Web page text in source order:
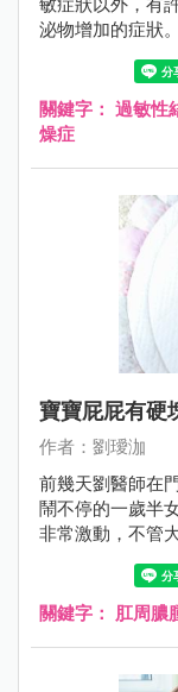
敏症狀以外，有
泌物增加的症狀
關鍵字： 過敏性
燥症
寶寶屁屁有硬
作者：劉璦泇
前幾天劉醫師在
鬧不停的一歲半
非常激動，不管
關鍵字： 肛周膿